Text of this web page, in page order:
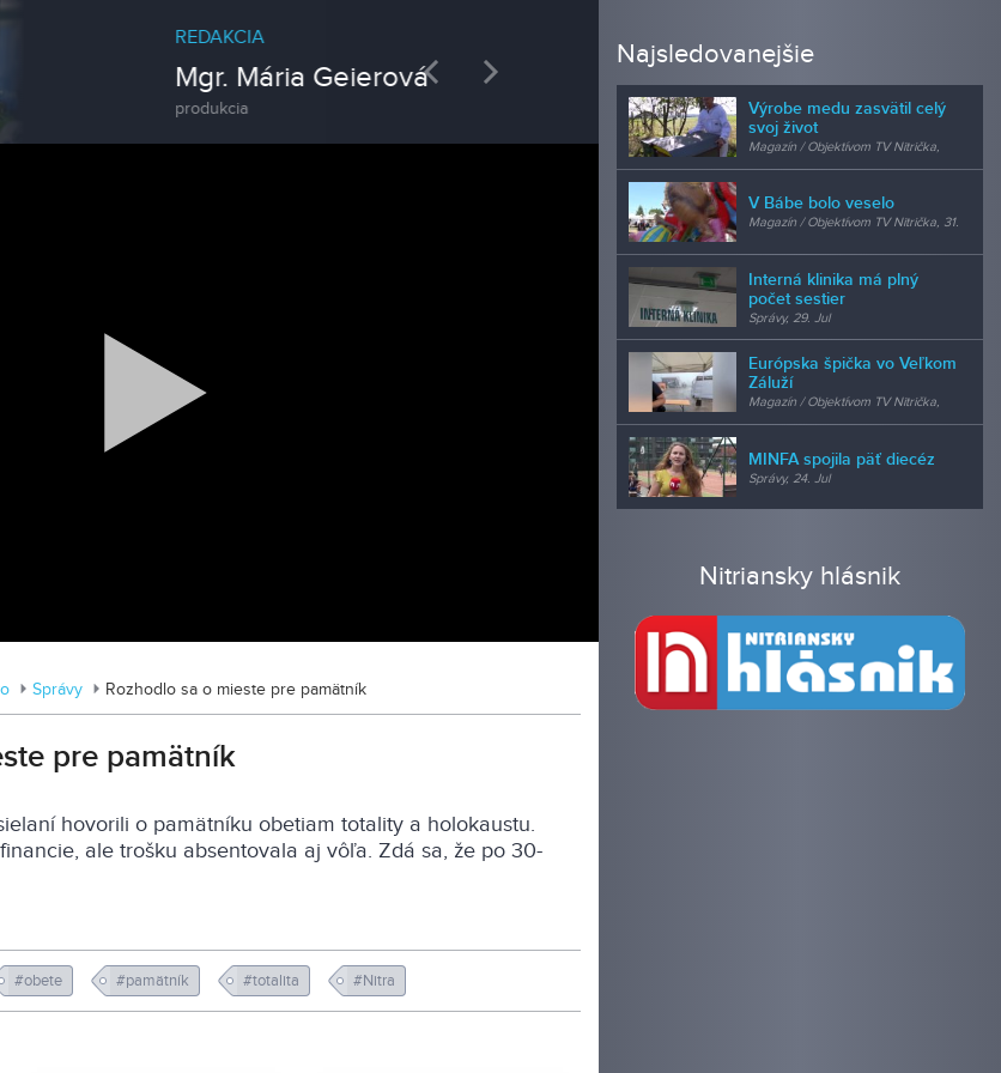
Previous
Mgr. Mária Geierová Next
Magazín / Objektívom TV Nitrička
MDD vo Veľkom Záluží
Správy Rozhodlo sa o mieste pre pamätník
pre pamätník
hovorili o pamätníku obetiam totality a holokaustu.
ale trošku absentovala aj vôľa. Zdá sa, že po 30-
#obete #pamätník #totalita #Nitra
Najsledovanejšie
Výrobe medu zasvätil celý
svoj život
Magazín / Objektívom TV Nitrička,
V Bábe bolo veselo
Magazín / Objektívom TV Nitrička, 31.
Interná klinika má plný
počet sestier
Správy, 29. Jul
Európska špička vo Veľkom
Záluží
Magazín / Objektívom TV Nitrička,
MINFA spojila päť diecéz
Správy, 24. Jul
Nitriansky hlásnik